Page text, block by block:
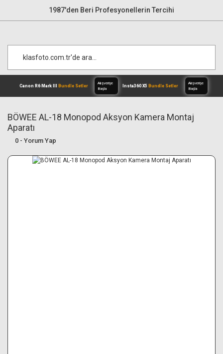
1987'den Beri Profesyonellerin Tercihi
Canon R6 Mark III
BÖWEE AL-18 Monopod Aksyon Kamera Montaj
Aparatı
0 - Yorum Yap